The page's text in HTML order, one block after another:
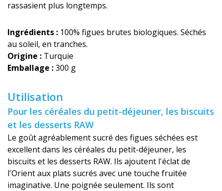
rassasient plus longtemps.
Ingrédients : 100% figues brutes biologiques. Séchés
au soleil, en tranches.
Origine : Turquie
Emballage :300 g
Utilisation
Pour les céréales du petit-déjeuner, les biscuits
et les desserts RAW
Le goût agréablement sucré des figues séchées est
excellent dans les céréales du petit-déjeuner, les
biscuits et les desserts RAW. Ils ajoutent l'éclat de
l'Orient aux plats sucrés avec une touche fruitée
imaginative. Une poignée seulement. Ils sont